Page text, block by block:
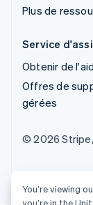
Plus de
Service
Obtenir de
Offres de
gérées
© 2026
You’re viewing
you’re in the